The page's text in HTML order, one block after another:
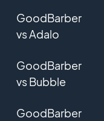
GoodBarber
vs Adalo
GoodBarber
vs Bubble
GoodBarber